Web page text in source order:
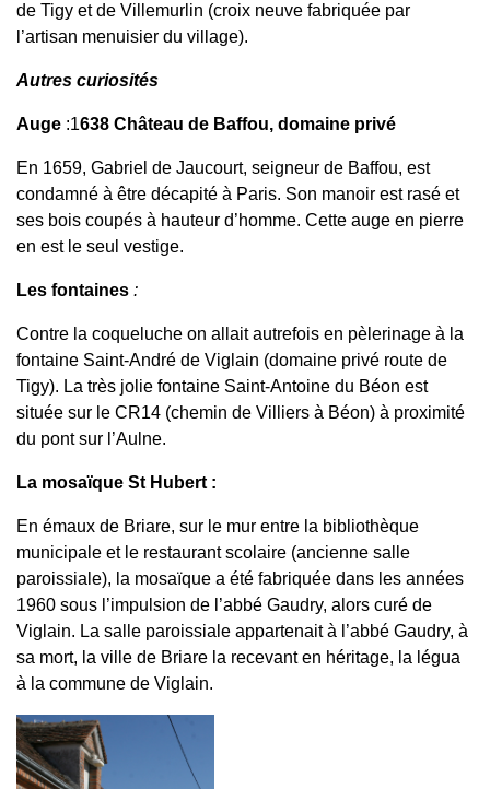
de Tigy et de Villemurlin (croix neuve fabriquée par
l’artisan menuisier du village).
Autres curiosités
Auge :1638 Château de Baffou, domaine privé
En 1659, Gabriel de Jaucourt, seigneur de Baffou, est
condamné à être décapité à Paris. Son manoir est rasé et
ses bois coupés à hauteur d’homme. Cette auge en pierre
en est le seul vestige.
Les fontaines :
Contre la coqueluche on allait autrefois en pèlerinage à la
fontaine Saint-André de Viglain (domaine privé route de
Tigy). La très jolie fontaine Saint-Antoine du Béon est
située sur le CR14 (chemin de Villiers à Béon) à proximité
du pont sur l’Aulne.
La mosaïque St Hubert :
En émaux de Briare, sur le mur entre la bibliothèque
municipale et le restaurant scolaire (ancienne salle
paroissiale), la mosaïque a été fabriquée dans les années
1960 sous l’impulsion de l’abbé Gaudry, alors curé de
Viglain. La salle paroissiale appartenait à l’abbé Gaudry, à
sa mort, la ville de Briare la recevant en héritage, la légua
à la commune de Viglain.